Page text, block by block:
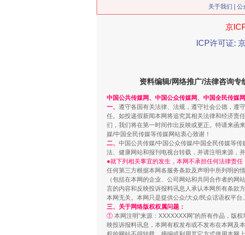
习近平的博鳌关键词
关于我们 公
京
ICP许可证:
资料编辑/网络推广/法律咨询专
中国公共传媒网、中国公众传媒网、中国全民传媒
一、 遵守各国有关法律、法规，遵守社会公德，遵
任。如投递假新闻本网将追究其相关法律和经济责
们，我们将在第一时间作出反映或更正。特请来函
媒/中国全民传媒等传媒网站衷心致谢！
二、 中国公共传媒/中国公众传媒/中国全民传媒等
法、健康网站和报刊电视台转载，并请注明来源，并
●就下列相关事宜的发生，本网不承担任何法律责
任何第三方根据本网各服务条款及声明中所列明的
（包括在本网的企业、公司网站和共同合作者的网
言的内容和反映投诉报料讯息人承认本网所有条款
本网无关。本网只是提供公众/大众/民众话语权平
三、关于网络版权权属问题：
① 本网注明“来源：XXXXXXX网”的所有作品，版
映投诉报料讯息，本网有权发布或不发布在本网及